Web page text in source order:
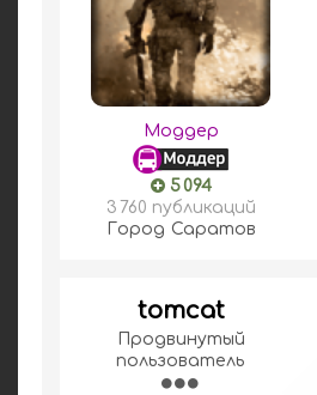
Моддер
5 094
3 760 публикаций
Город Саратов
tomcat
Продвинутый
пользователь